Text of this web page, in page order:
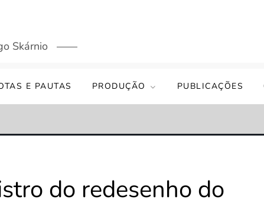
Skárnio
E PAUTAS PRODUÇÃO PUBLICAÇÕES
do redesenho do